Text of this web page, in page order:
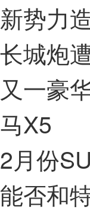
新势力
长城炮
又一豪
马X5
2月份
能否和